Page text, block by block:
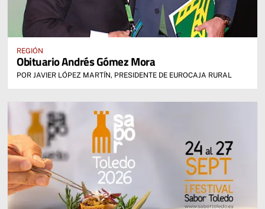
REGIÓN
Obituario Andrés Gómez Mora
POR JAVIER LÓPEZ MARTÍN, PRESIDENTE DE EUROCAJA RURAL